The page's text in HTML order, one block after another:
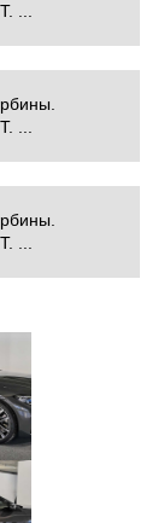
...
...
...